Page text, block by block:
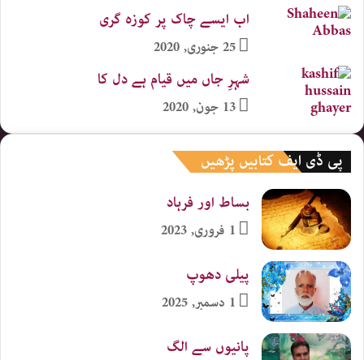
اب ایسے چاک پر کوزہ گری
25 جنوری, 2020
شہرِ جاں میں قیام ہے دل کا
13 جون, 2020
پی ڈی ایف کتابیں پڑھیں
بساط اور فرہاد
1 فروری, 2023
پیلی دھوپ
1 دسمبر, 2025
پانیوں سے الگ